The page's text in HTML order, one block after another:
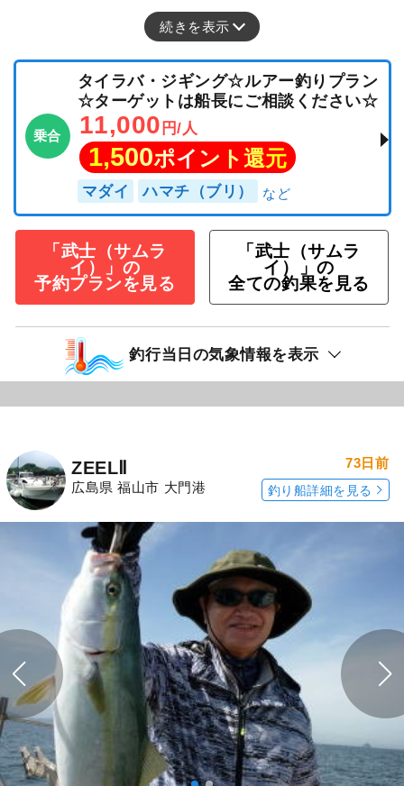
続きを表示
乗合
タイラバ・ジギング☆ルアー釣りプラン
☆ターゲットは船長にご相談ください☆
11,000 円/人
1,500ポイント還元
マダイ ハマチ（ブリ）
「武士（サムラ
イ）」の
予約プランを見る
「武士（サムラ
イ）」の
全ての釣果を見る
釣行当日の気象情報を表示
ZEELⅡ
広島県 福山市 大門港
73日前
釣り船詳細を見る